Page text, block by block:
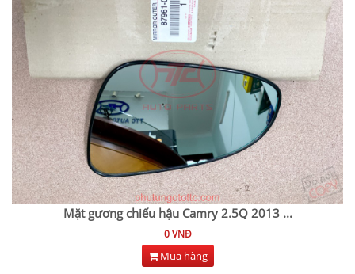
Mặt gương chiếu hậu Camry 2.5Q 2013...
0 VNĐ
Mua hàng